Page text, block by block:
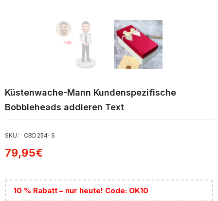
Küstenwache-Mann Kundenspezifische
Bobbleheads addieren Text
SKU: CBD254-S
79,95€
10 % Rabatt – nur heute! Code: OK10